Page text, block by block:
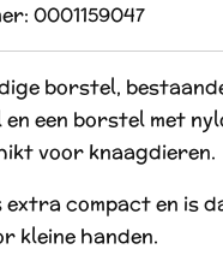
0001159047
borstel,
een borstel met
voor knaagdieren.
extra compact en is
kleine handen.